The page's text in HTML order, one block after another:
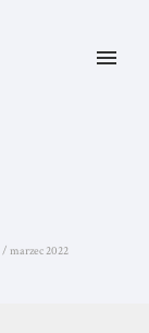
/ marzec 2022